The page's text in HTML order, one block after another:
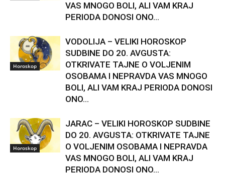
VAS MNOGO BOLI, ALI VAM KRAJ
PERIODA DONOSI ONO...
Horoskop
VODOLIJA – VELIKI HOROSKOP
SUDBINE DO 20. AVGUSTA:
OTKRIVATE TAJNE O VOLJENIM
OSOBAMA I NEPRAVDA VAS MNOGO
BOLI, ALI VAM KRAJ PERIODA DONOSI
ONO...
Horoskop
JARAC – VELIKI HOROSKOP SUDBINE
DO 20. AVGUSTA: OTKRIVATE TAJNE
O VOLJENIM OSOBAMA I NEPRAVDA
VAS MNOGO BOLI, ALI VAM KRAJ
PERIODA DONOSI ONO...